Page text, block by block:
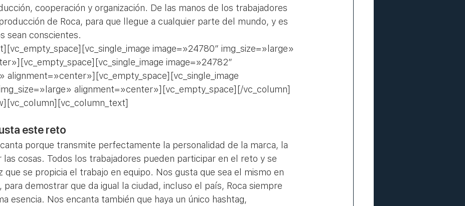
cooperación y organización. De las manos de los trabajadores
de Roca, para que llegue a cualquier parte del mundo, y es
sean conscientes.
image=»24780″ img_size=»large»
image=»24782″
alignment=»center»][vc_empty_space][vc_single_image
alignment=»center»][vc_empty_space][/vc_column]
este reto
porque transmite perfectamente la personalidad de la marca, la
las cosas. Todos los trabajadores pueden participar en el reto y se
que se propicia el trabajo en equipo. Nos gusta que sea el mismo en
para demostrar que da igual la ciudad, incluso el país, Roca siempre
esencia. Nos encanta también que haya un único hashtag,